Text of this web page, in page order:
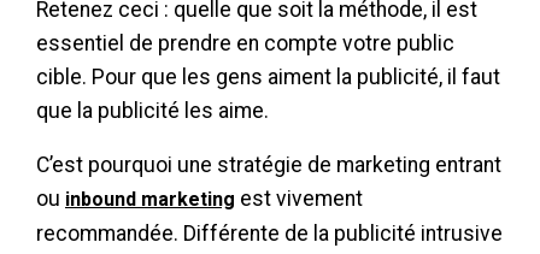
Retenez ceci : quelle que soit la méthode, il est
essentiel de prendre en compte votre public
cible. Pour que les gens aiment la publicité, il faut
que la publicité les aime.
C’est pourquoi une stratégie de marketing entrant
ou inbound marketing est vivement
recommandée. Différente de la publicité intrusive